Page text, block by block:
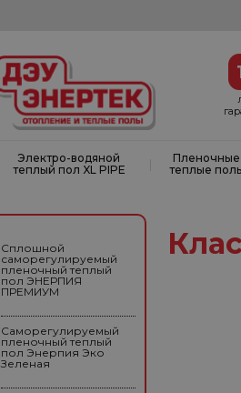
Электро-водяной
теплый пол XL PIPE
Пленочные
теплые
Сплошной
саморегулируемый
пленочный теплый
пол ЭНЕРПИЯ
ПРЕМИУМ
Саморегулируемый
пленочный теплый
пол Энерпия Эко
Зеленая